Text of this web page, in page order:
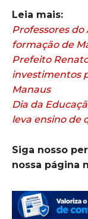
Leia mais:
Professores
formação de
Prefeito
investimentos
Manaus
Dia da
leva ensino de
Siga nosso
nossa página